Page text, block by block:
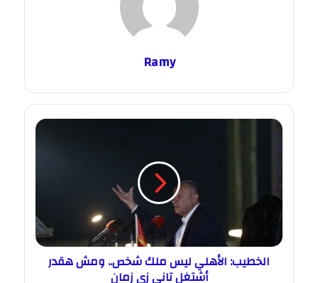
Ramy
الخطيب: الأهلي ليس ملك شخص.. ومش هقدر
أشتغل تاني زي زمان